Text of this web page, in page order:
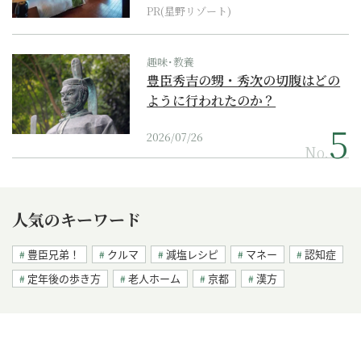
PR(星野リゾート)
趣味･教養
豊臣秀吉の甥・秀次の切腹はどの
ように行われたのか？
2026/07/26
No.
人気のキーワード
豊臣兄弟！ クルマ 減塩レシピ マネー
認知症
定年後の歩き方
老人ホーム 京都 漢方